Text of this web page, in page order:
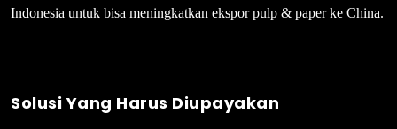
Indonesia untuk bisa meningkatkan ekspor pulp & paper ke China.
Solusi Yang Harus Diupayakan